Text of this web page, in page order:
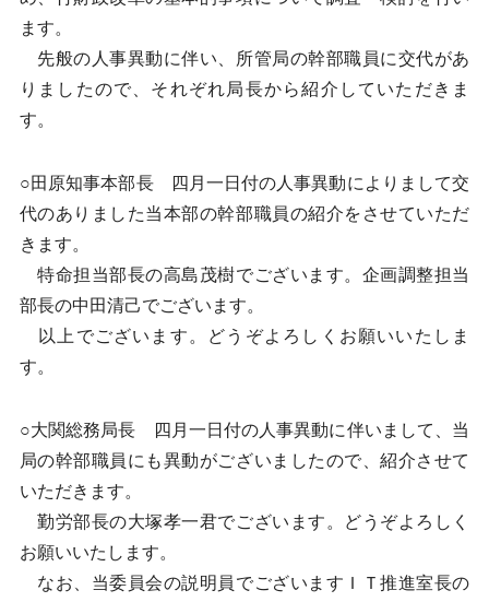
ます。
先般の人事異動に伴い、所管局の幹部職員に交代があ
りましたので、それぞれ局長から紹介していただきま
す。
○田原知事本部長 四月一日付の人事異動によりまして交
代のありました当本部の幹部職員の紹介をさせていただ
きます。
特命担当部長の高島茂樹でございます。企画調整担当
部長の中田清己でございます。
以上でございます。どうぞよろしくお願いいたしま
す。
○大関総務局長 四月一日付の人事異動に伴いまして、当
局の幹部職員にも異動がございましたので、紹介させて
いただきます。
勤労部長の大塚孝一君でございます。どうぞよろしく
お願いいたします。
なお、当委員会の説明員でございますＩＴ推進室長の